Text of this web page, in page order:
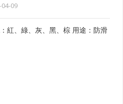
04-09
紅、綠、灰、黑、棕 用途：防滑